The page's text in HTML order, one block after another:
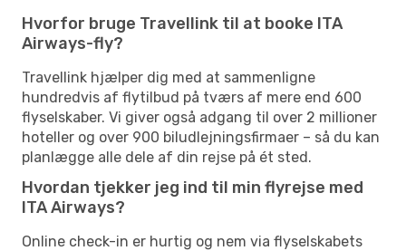
Hvorfor bruge Travellink til at booke ITA
Airways-fly?
Travellink hjælper dig med at sammenligne
hundredvis af flytilbud på tværs af mere end 600
flyselskaber. Vi giver også adgang til over 2 millioner
hoteller og over 900 biludlejningsfirmaer – så du kan
planlægge alle dele af din rejse på ét sted.
Hvordan tjekker jeg ind til min flyrejse med
ITA Airways?
Online check-in er hurtig og nem via flyselskabets